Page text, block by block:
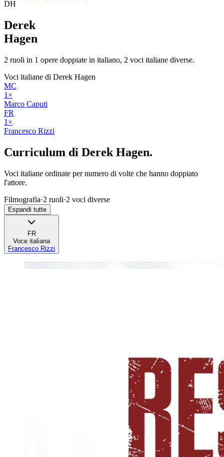
DH
Derek
Hagen
2 ruoli in 1 opere doppiate in italiano, 2 voci italiane diverse.
Voci italiane di Derek Hagen
MC
1 ×
Marco Caputi
FR
1 ×
Francesco Rizzi
Curriculum di Derek Hagen.
Voci italiane ordinate per numero di volte che hanno doppiato
l'attore.
Filmografia·2 ruoli·2 voci diverse
Espandi tutte
FR
Voce italiana
Francesco Rizzi